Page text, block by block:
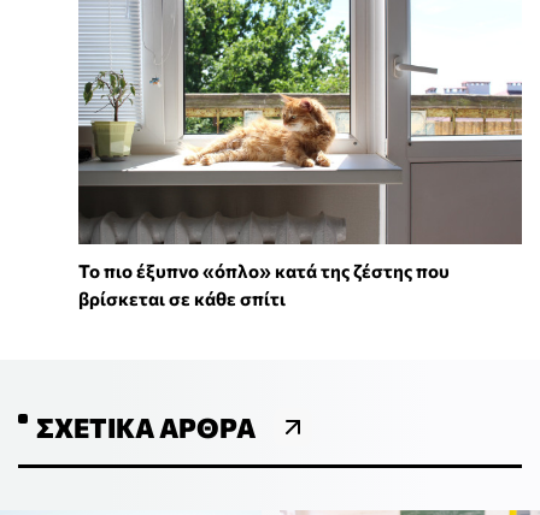
To πιο έξυπνο «όπλο» κατά της ζέστης που
βρίσκεται σε κάθε σπίτι
ΣΧΕΤΙΚΆ ΆΡΘΡΑ